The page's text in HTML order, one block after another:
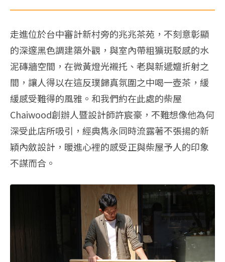
走進位於台中審計新村旁的兆兆茶苑，不刻意彰顯
的深邃黑色調建築外觀，與室內帶粗獷斑駁感的水
泥磚牆空間，在微黃燈光襯托、老與新遞嬗折射之
間，讓人得以在這反璞歸真氛圍之中喝一壺茶，緩
緩感受難得的風雅。和我們約在此處的柴屋
Chaiwood創辦人暨設計師許宸豪，不難想像他為何
深受此店所吸引，經典雋永同時流露著不張揚的新
穎內斂設計，暖進心裡的感受正與柴屋予人的印象
不謀而合。